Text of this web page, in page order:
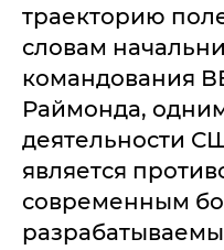
траекторию
словам
командования
Раймонда,
деятельности
является
современным